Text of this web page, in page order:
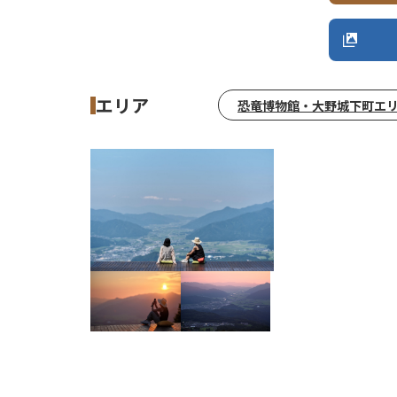
エリア 恐竜博物館・大野城下町エ